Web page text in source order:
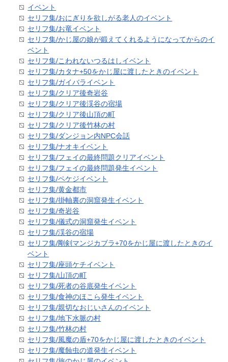
イベント
セリフ集/おにぎりを欲しがる老人のイベント
セリフ集/お竜イベント
セリフ集/かじ屋の娘が鍛えてくれるようになってからのイ
ベント
セリフ集/こわれないつるはしイベント
セリフ集/カタナ+50をかじ屋に渡したときのイベント
セリフ集/ガイバライベント
セリフ集/クリア後奇岩谷
セリフ集/クリア後渓谷の宿場
セリフ集/クリア後山頂の町
セリフ集/クリア後竹林の村
セリフ集/ダンジョン内NPC会話
セリフ集/ナオキイベント
セリフ集/フェイの最終問題クリアイベント
セリフ集/フェイの最終問題発生イベント
セリフ集/ペケジイベント
セリフ集/黄金都市
セリフ集/掛軸裏の洞窟発生イベント
セリフ集/奇岩谷
セリフ集/儀式の洞窟発生イベント
セリフ集/渓谷の宿場
セリフ集/剛剣マンジカブラ+70をかじ屋に渡したときのイ
ベント
セリフ集/座頭ケチイベント
セリフ集/山頂の町
セリフ集/死者の谷底発生イベント
セリフ集/食神のほこら発生イベント
セリフ集/親切なおじいさんのイベント
セリフ集/地下水脈の村
セリフ集/竹林の村
セリフ集/風魔の盾+70をかじ屋に渡したときのイベント
セリフ集/魔蝕虫の道発生イベント